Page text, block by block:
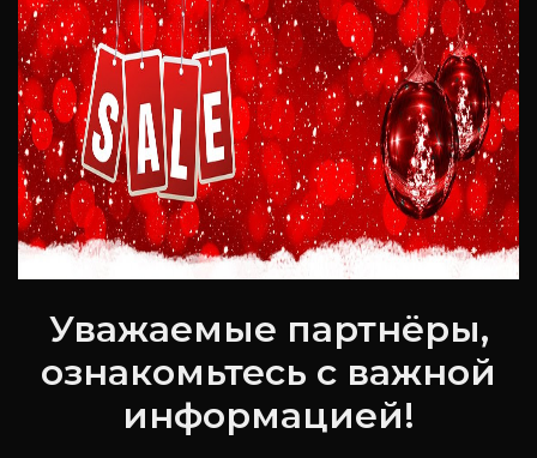
Уважаемые партнёры,
ознакомьтесь с важной
информацией!